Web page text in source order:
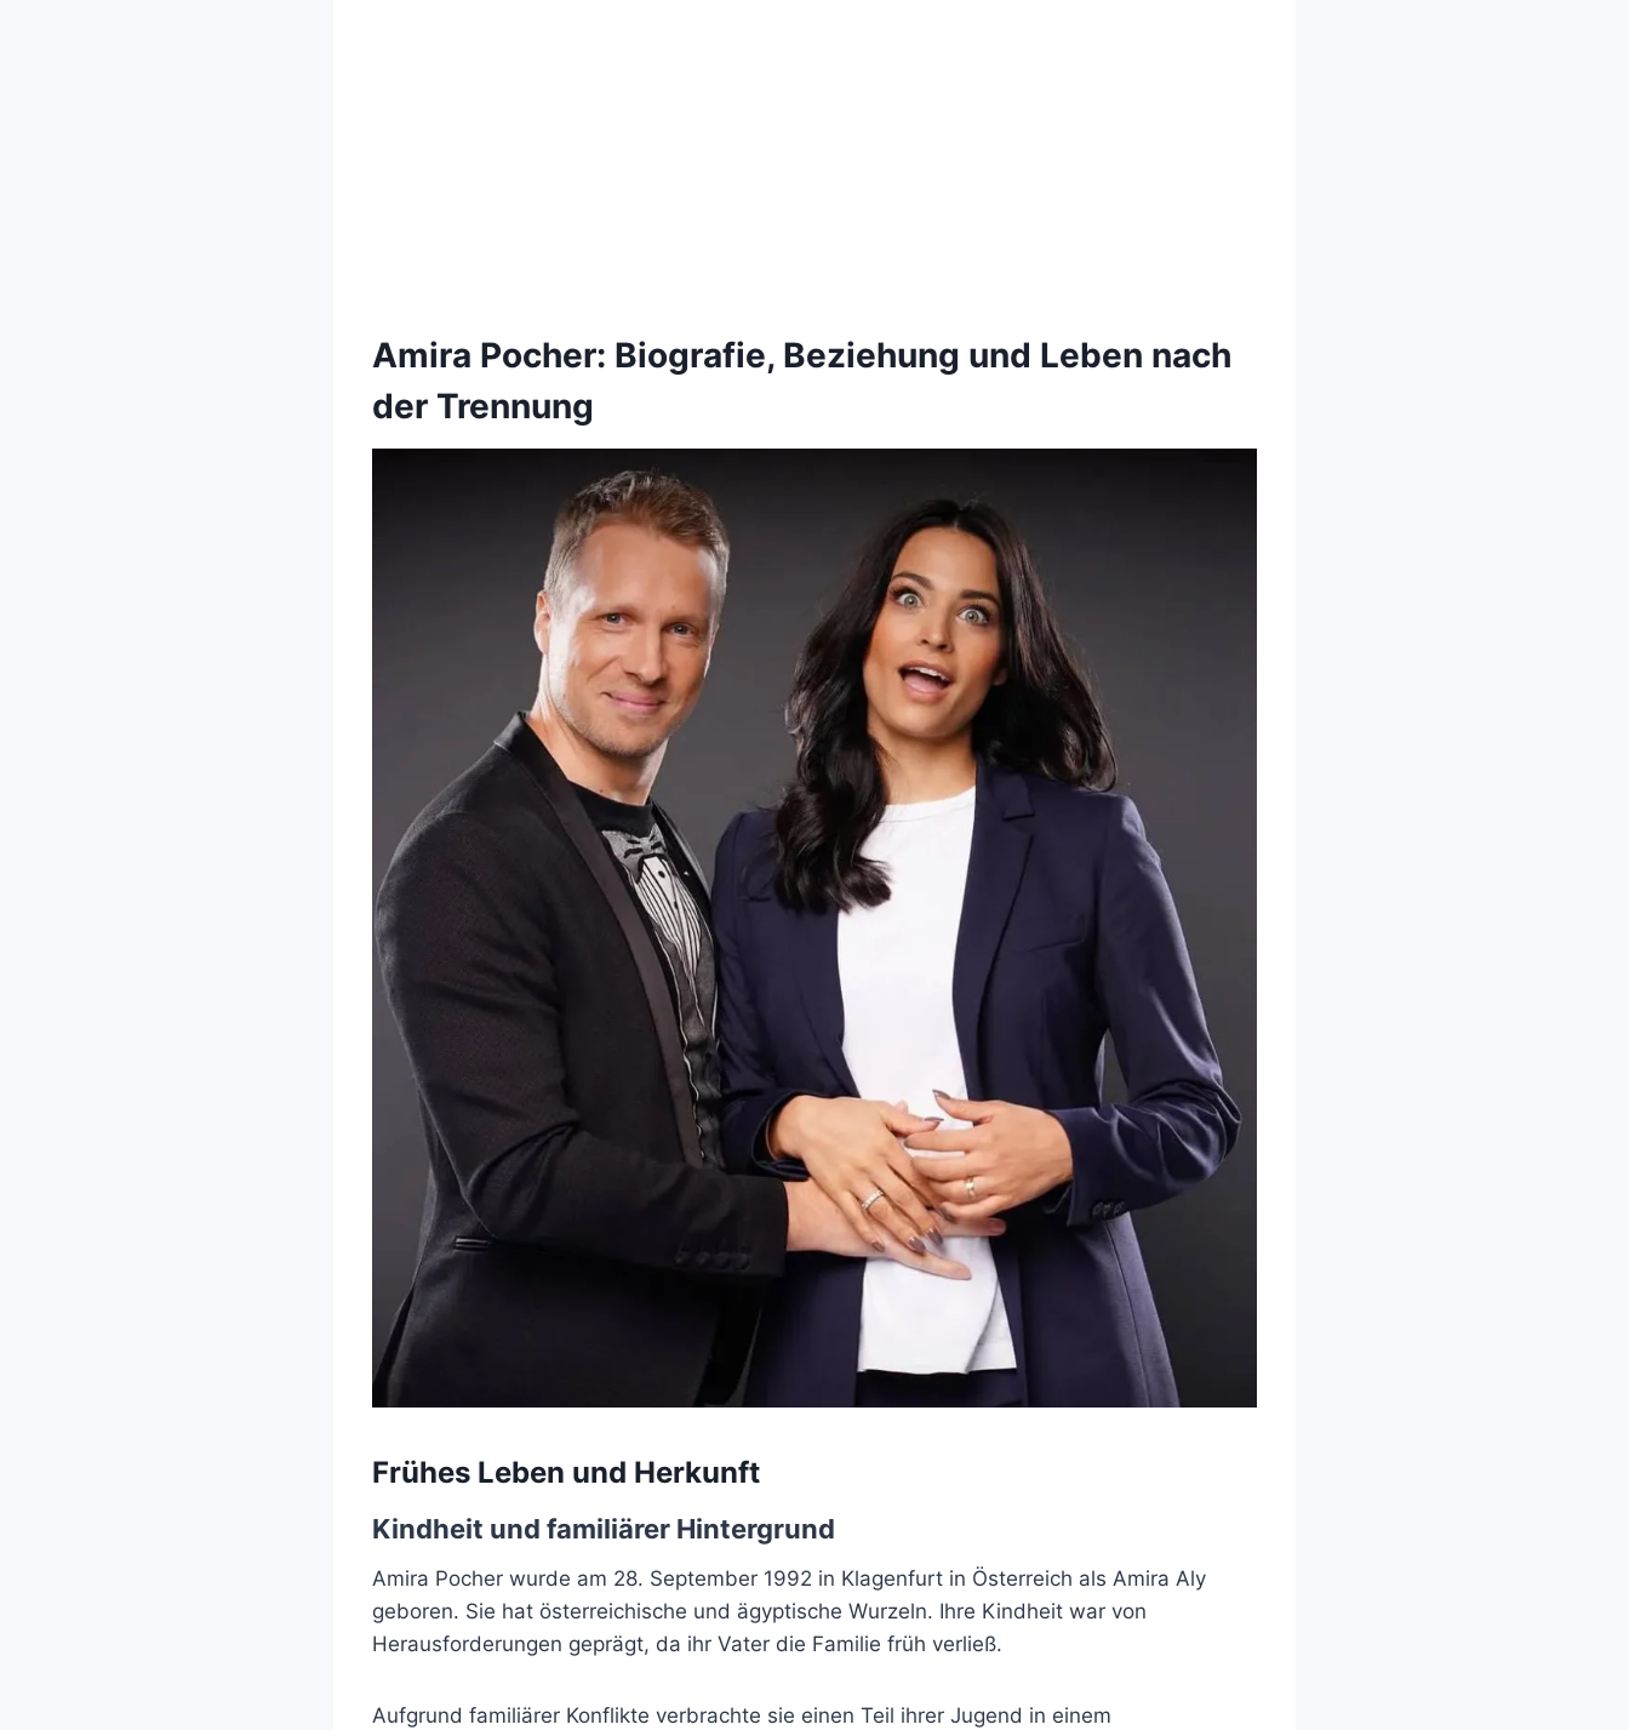
Amira Pocher: Biografie, Beziehung und Leben nach
der Trennung
Frühes Leben und Herkunft
Kindheit und familiärer Hintergrund
Amira Pocher wurde am 28. September 1992 in Klagenfurt in Österreich als Amira Aly
geboren. Sie hat österreichische und ägyptische Wurzeln. Ihre Kindheit war von
Herausforderungen geprägt, da ihr Vater die Familie früh verließ.
Aufgrund familiärer Konflikte verbrachte sie einen Teil ihrer Jugend in einem